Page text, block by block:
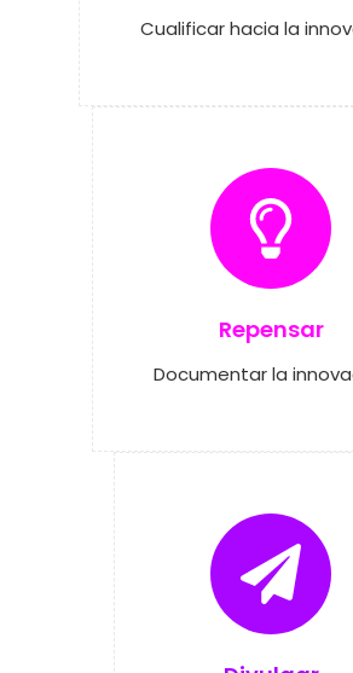
Cualificar hacia la
Repensar
Documentar la